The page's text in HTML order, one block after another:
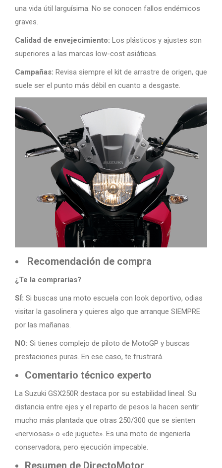
una vida útil larguísima. No se conocen fallos endémicos
graves.
Calidad de envejecimiento: Los plásticos y ajustes son
superiores a las marcas low-cost asiáticas.
Campañas: Revisa siempre el kit de arrastre de origen, que
suele ser el punto más débil en cuanto a desgaste.
Recomendación de compra
¿Te la comprarías?
SÍ: Si buscas una moto escuela con look deportivo, odias
visitar la gasolinera y quieres algo que arranque SIEMPRE
por las mañanas.
NO: Si tienes complejo de piloto de MotoGP y buscas
prestaciones puras. En ese caso, te frustrará.
Comentario técnico experto
La Suzuki GSX250R destaca por su estabilidad lineal. Su
distancia entre ejes y el reparto de pesos la hacen sentir
mucho más plantada que otras 250/300 que se sienten
«nerviosas» o «de juguete». Es una moto de ingeniería
conservadora, pero ejecución impecable.
Resumen de DirectoMotor